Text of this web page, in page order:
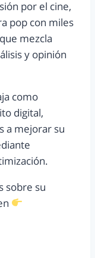
por el cine,
pop con miles
mezcla
y opinión
como
digital,
a mejorar su
sobre su